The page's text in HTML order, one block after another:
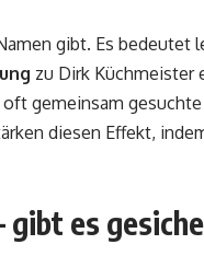
gibt. Es bedeutet
zu Dirk Küchmeister
gemeinsam
diesen Effekt,
gibt es